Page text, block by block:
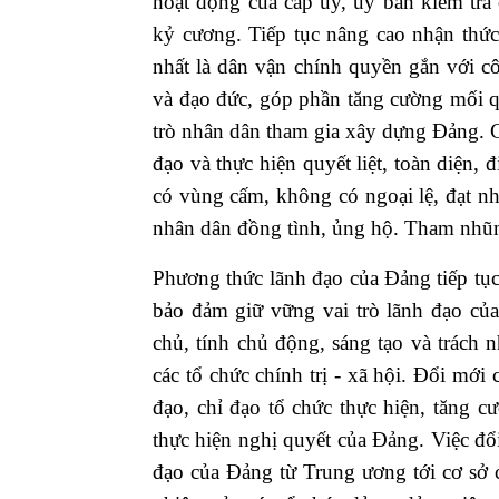
kỷ cương. Tiếp tục nâng cao nhận
nhất là dân vận chính quyền gắn với
và đạo đức, góp phần tăng cường mối
trò nhân dân tham gia xây dựng Đảng.
đạo và thực hiện quyết liệt, toàn diện,
có vùng cấm, không có ngoại lệ, đạt
nhân dân đồng tình, ủng hộ. Tham
Phương thức lãnh đạo của Đảng tiếp
bảo đảm giữ vững vai trò lãnh đạo
chủ, tính chủ động, sáng tạo và trách
các tổ chức chính trị - xã hội. Đổi mới
đạo, chỉ đạo tổ chức thực hiện, tăng
thực hiện nghị quyết của Đảng. Việc
đạo của Đảng từ Trung ương tới cơ